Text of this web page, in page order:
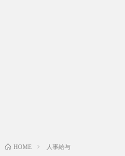
HOME 人事給与